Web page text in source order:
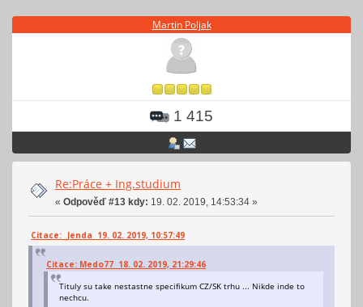
Martin Poljak
1 415
Re:Práce + Ing.studium
« Odpověď #13 kdy: 19. 02. 2019, 14:53:34 »
Citace: _Jenda 19. 02. 2019, 10:57:49
Citace: Medo77 18. 02. 2019, 21:29:46
Tituly su take nestastne specifikum CZ/SK trhu ... Nikde inde to
nechcu.